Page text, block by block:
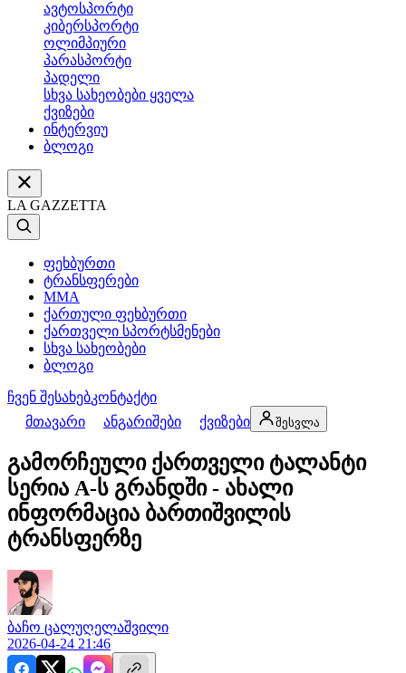
ავტოსპორტი
კიბერსპორტი
ოლიმპიური
პარასპორტი
პადელი
სხვა სახეობები ყველა
ქვიზები
ინტერვიუ
ბლოგი
LA GAZZETTA
ფეხბურთი
ტრანსფერები
MMA
ქართული ფეხბურთი
ქართველი სპორტსმენები
სხვა სახეობები
ბლოგი
ჩვენ შესახებკონტაქტი
მთავარი
ანგარიშები ქვიზები შესვლა
გამორჩეული ქართველი ტალანტი
სერია A-ს გრანდში - ახალი
ინფორმაცია ბართიშვილის
ტრანსფერზე
ბაჩო ცალუღელაშვილი
2026-04-24 21:46